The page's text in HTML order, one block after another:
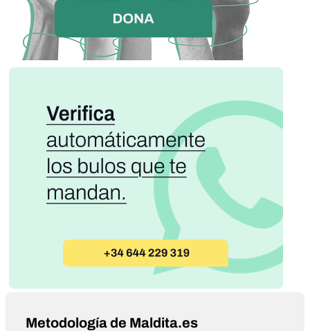
Metodología de Maldita.es